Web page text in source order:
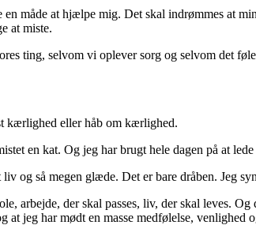
måde at hjælpe mig. Det skal indrømmes at
at miste.
ting, selvom vi oplever sorg og selvom det
kærlighed eller håb om kærlighed.
en kat. Og jeg har brugt hele dagen på at
og så megen glæde. Det er bare dråben. Jeg
arbejde, der skal passes, liv, der skal leves.
jeg har mødt en masse medfølelse, venlighed